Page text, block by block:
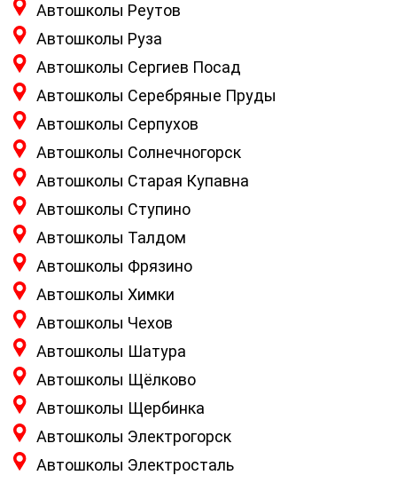
Автошколы Реутов
Автошколы Руза
Автошколы Сергиев Посад
Автошколы Серебряные Пруды
Автошколы Серпухов
Автошколы Солнечногорск
Автошколы Старая Купавна
Автошколы Ступино
Автошколы Талдом
Автошколы Фрязино
Автошколы Химки
Автошколы Чехов
Автошколы Шатура
Автошколы Щёлково
Автошколы Щербинка
Автошколы Электрогорск
Автошколы Электросталь